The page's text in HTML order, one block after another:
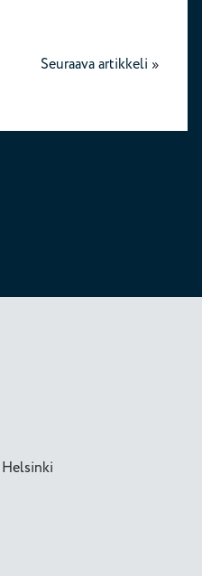
Seuraava artikkeli »
Helsinki